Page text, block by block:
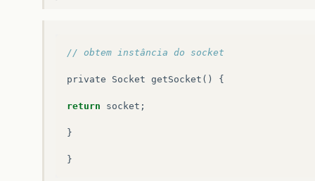
// obtem instância do socket
private Socket getSocket () {
return socket ;
}
}